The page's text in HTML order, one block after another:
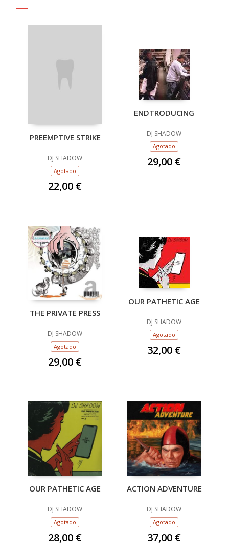
PREEMPTIVE STRIKE
DJ SHADOW
Agotado
22,00 €
ENDTRODUCING
DJ SHADOW
Agotado
29,00 €
THE PRIVATE PRESS
DJ SHADOW
Agotado
29,00 €
OUR PATHETIC AGE
DJ SHADOW
Agotado
32,00 €
OUR PATHETIC AGE
DJ SHADOW
Agotado
28,00 €
ACTION ADVENTURE
DJ SHADOW
Agotado
37,00 €